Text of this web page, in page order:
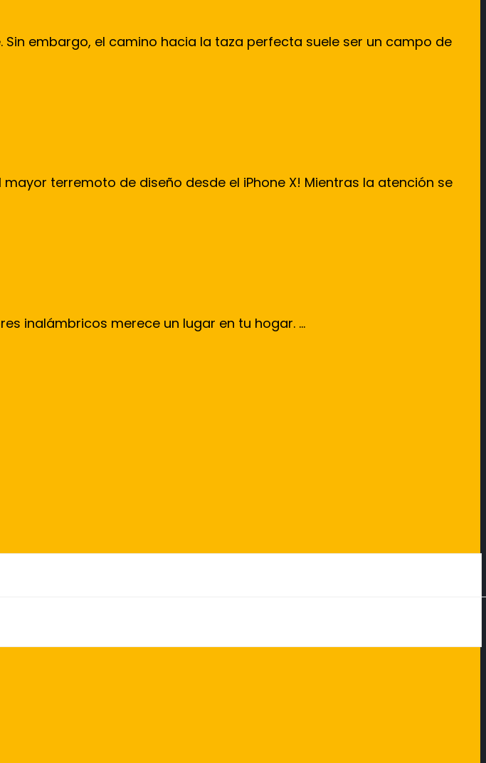
embargo, el camino hacia la taza perfecta suele ser un campo de
terremoto de diseño desde el iPhone X! Mientras la atención se
inalámbricos merece un lugar en tu hogar. ...